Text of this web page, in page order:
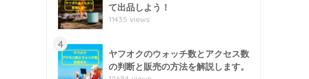
て出品しよう！
11435 views
4
ヤフオクのウォッチ数とアクセス数
の判断と販売の方法を解説します。